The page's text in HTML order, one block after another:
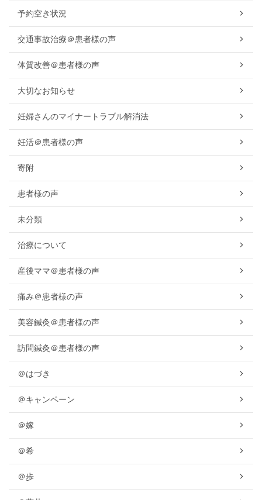
予約空き状況
交通事故治療＠患者様の声
体質改善＠患者様の声
大切なお知らせ
妊婦さんのマイナートラブル解消法
妊活＠患者様の声
寄附
患者様の声
未分類
治療について
産後ママ＠患者様の声
痛み＠患者様の声
美容鍼灸＠患者様の声
訪問鍼灸＠患者様の声
＠はづき
＠キャンペーン
＠嫁
＠希
＠歩